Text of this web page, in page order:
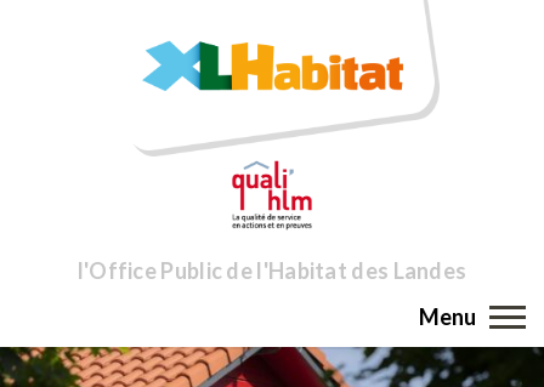
l'Office Public de l'Habitat des Landes
Menu